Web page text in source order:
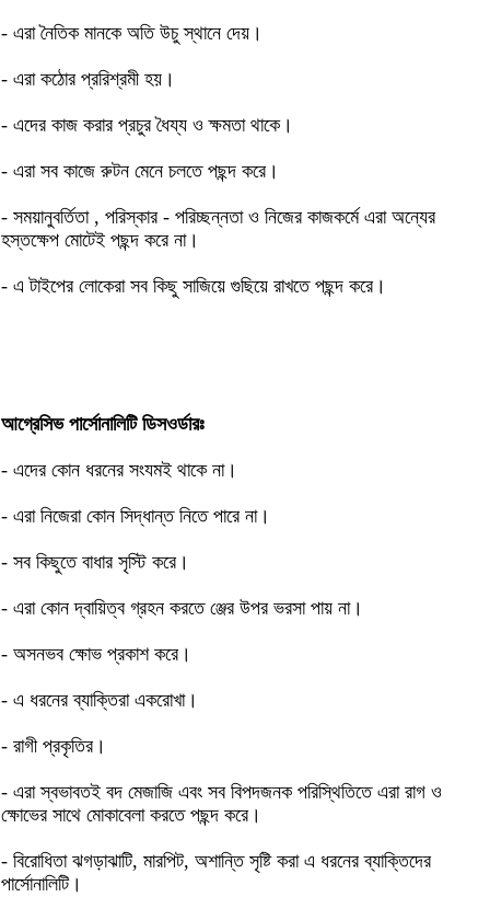
- এরা নৈতিক মানকে অতি উচু স্থানে দেয়।
- এরা কঠোর প্ররিশ্রমী হয়।
- এদের কাজ করার প্রচুর ধৈয্য ও ক্ষমতা থাকে।
- এরা সব কাজে রুটন মেনে চলতে পছন্দ করে।
- সময়ানুবর্তিতা , পরিস্কার - পরিচ্ছন্নতা ও নিজের কাজকর্মে এরা অন্যের
হস্তক্ষেপ মোটেই পছন্দ করে না।
- এ টাইপের লোকেরা সব কিছু সাজিয়ে গুছিয়ে রাখতে পছন্দ করে।
আগ্রেসিভ পার্সোনালিটি ডিসওর্ডারঃ
- এদের কোন ধরনের সংযমই থাকে না।
- এরা নিজেরা কোন সিদ্ধান্ত নিতে পারে না।
- সব কিছুতে বাধার সৃস্টি করে।
- এরা কোন দ্বায়িত্ব গ্রহন করতে ঞ্জের উপর ভরসা পায় না।
- অসনভব ক্ষোভ প্রকাশ করে।
- এ ধরনের ব্যাক্তিরা একরোখা।
- রাগী প্রকৃতির।
- এরা স্বভাবতই বদ মেজাজি এবং সব বিপদজনক পরিস্থিতিতে এরা রাগ ও
ক্ষোভের সাথে মোকাবেলা করতে পছন্দ করে।
- বিরোধিতা ঝগড়াঝাটি, মারপিট, অশান্তি সৃষ্টি করা এ ধরনের ব্যাক্তিদের
পার্সোনালিটি।